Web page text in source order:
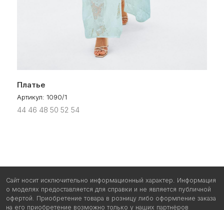
Платье
Артикул: 1090/1
44 46 48 50 52 54
Юр.адрес: 224013, г.Брест, ул. Краснознаменная 6А-3
Р/с: BY36 PJCB 3012 5037 1910 0000 0933
ОАО "Приорбанк", ЦБУ 500 г.Брест Б.Шевченко 6/1, БИК PJCBBY2X
Пользовательское соглашение